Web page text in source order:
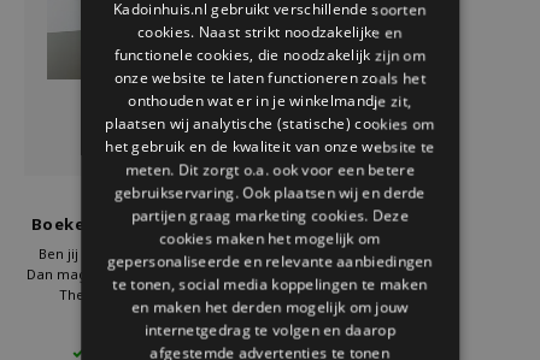
Welke Zwitscherbox past bij jou?
Zwitscherbox als cadeau
Verlichting
Wanddecoratie
Sieraden
Storytiles
Balvi
Boekensteun The Library
Ben jij een echte boekenwurm?
Dan mag deze mooie boekensteun
The Library van Balvi niet
ontbreken in je boekenkast.
Zet deze boekensteun in je kast en
bibliothecaris zal goed op je
€14,95
4 OP VOORRAAD
ENGLISH
Kadoinhuis.nl gebruikt verschillende soorten
cookies. Naast strikt noodzakelijke en
functionele cookies, die noodzakelijk zijn om
onze website te laten functioneren zoals het
onthouden wat er in je winkelmandje zit,
plaatsen wij analytische (statische) cookies om
het gebruik en de kwaliteit van onze website te
meten. Dit zorgt o.a. ook voor een betere
gebruikservaring. Ook plaatsen wij en derde
partijen graag marketing cookies. Deze
cookies maken het mogelijk om
gepersonaliseerde en relevante aanbiedingen
te tonen, social media koppelingen te maken
en maken het derden mogelijk om jouw
internetgedrag te volgen en daarop
afgestemde advertenties te tonen